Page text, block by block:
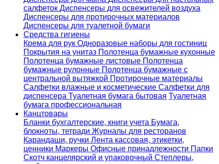
салфеток Диспенсеры для освежителей воздуха
Диспенсеры для протирочных материалов
Диспенсеры для туалетной бумаги
Средства гигиены
Крема для рук Одноразовые наборы для гостиниц
Покрытия на унитаз Полотенца бумажные кухонные
Полотенца бумажные листовые Полотенца
бумажные рулонные Полотенца бумажные с
центральной вытяжкой Протирочные материалы
Салфетки влажные и косметические Салфетки для
диспенсера Туалетная бумага бытовая Туалетная
бумага профессиональная
Канцтовары
Бланки бухгалтерские, книги учета Бумага,
блокноты, тетради Журналы для ресторанов
Карандаши, ручки Лента кассовая, этикетки,
ценники Маркеры Офисные принадлежности Папки
Скотч канцелярский и упаковочный Степлеры,